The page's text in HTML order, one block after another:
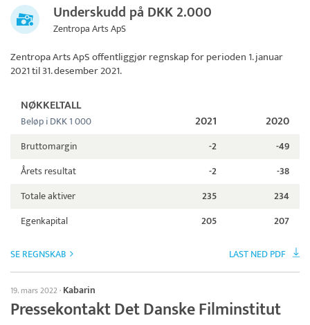
Underskudd på DKK 2.000
Zentropa Arts ApS
Zentropa Arts ApSoffentliggjør regnskap for perioden 1. januar
2021 til 31. desember 2021.
NØKKELTALL
Beløp i DKK 1 000 2021 2020
Bruttomargin -2
-49
Årets resultat
-2
-38
Totale aktiver
235
234
Egenkapital
205 207
SE REGNSKAB LAST NED PDF
19. mars 2022· Kabarin
Pressekontakt Det Danske Filminstitut